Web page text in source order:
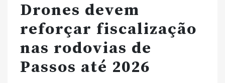
Drones devem
reforçar fiscalização
nas rodovias de
Passos até 2026